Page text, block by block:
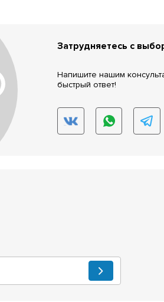
Затрудняетесь с
Напишите нашим
быстрый ответ!